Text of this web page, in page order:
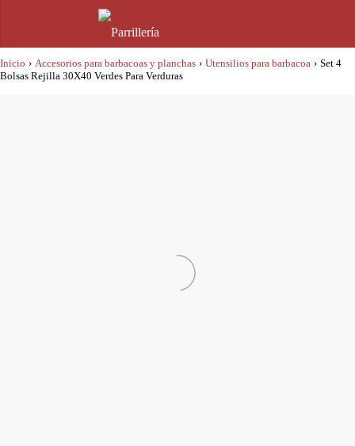
Inicio › Accesorios para barbacoas y planchas › Utensilios para barbacoa › Set 4
Bolsas Rejilla 30X40 Verdes Para Verduras